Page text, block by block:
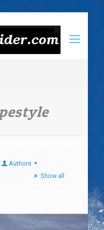
Authors
Show all